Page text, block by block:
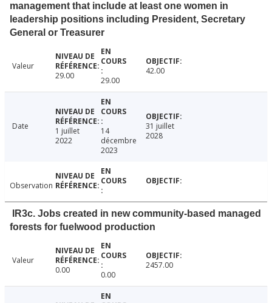
management that include at least one women in
leadership positions including President, Secretary
General or Treasurer
Valeur
29.00
29.00
42.00
Date
1 juillet
2022
14
décembre
2023
31 juillet
2028
Observation
IR3c. Jobs created in new community-based managed
forests for fuelwood production
Valeur
0.00
0.00
2457.00